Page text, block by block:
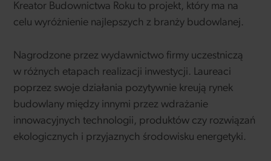
Kreator Budownictwa Roku to projekt, który ma na
celu wyróżnienie najlepszych z branży budowlanej.
Nagrodzone przez wydawnictwo firmy uczestniczą
w różnych etapach realizacji inwestycji. Laureaci
poprzez swoje działania pozytywnie kreują rynek
budowlany między innymi przez wdrażanie
innowacyjnych technologii, produktów czy rozwiązań
ekologicznych i przyjaznych środowisku energetyki.